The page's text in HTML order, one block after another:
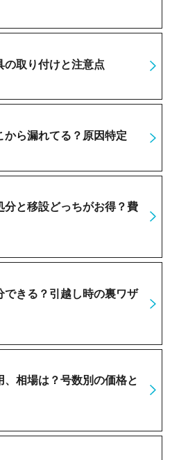
の取り付けと注意点
から漏れてる？原因特定
分と移設どっちがお得？費
できる？引越し時の裏ワザ
、相場は？号数別の価格と